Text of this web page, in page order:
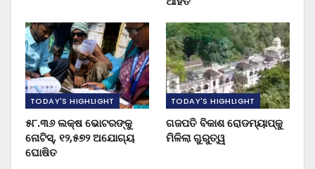
TODAY'S HIGHLIGHT
୫୮.୩୬ ଲକ୍ଷ ଭୋଟରଙ୍କୁ
ନୋଟିସ୍‌, ୧୨,୫୭୨ ଅଯୋଗ୍ୟ
ଘୋଷିତ
TODAY'S HIGHLIGHT
ଗଜପତି ବିକାଶ ରୋଡମ୍ୟାପ୍‌କୁ
ମିଳିଲା ଗୁରୁତ୍ୱ